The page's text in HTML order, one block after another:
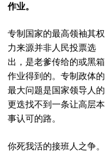
作业。
专制国家的最高领袖其权
力来源并非人民投票选
出，是老爹传给的或黑箱
作业得到的。专制政体的
最大问题是国家领导人的
更迭找不到一条让高层本
事认可的路。
你死我活的接班人之争。